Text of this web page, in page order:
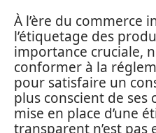
À l’ère du commerce
l’étiquetage des
importance cruciale,
conformer à la
pour satisfaire un
plus conscient de ses
mise en place d’une
transparent n’est pas